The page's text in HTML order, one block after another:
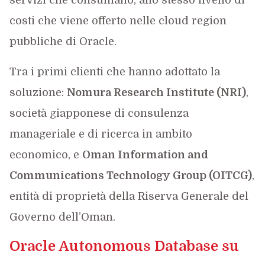
costi che viene offerto nelle cloud region
pubbliche di Oracle.
Tra i primi clienti che hanno adottato la
soluzione: Nomura Research Institute (NRI),
società giapponese di consulenza
manageriale e di ricerca in ambito
economico, e Oman Information and
Communications Technology Group (OITCG),
entità di proprietà della Riserva Generale del
Governo dell’Oman.
Oracle Autonomous Database su